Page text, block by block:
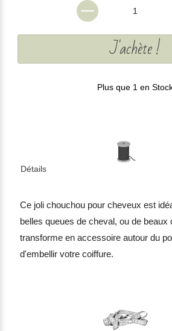
J'achète !
Plus que 1 en
Détails
Ce joli chouchou pour cheveux est
belles queues de cheval, ou de beaux
transforme en accessoire autour du
d'embellir votre coiffure.